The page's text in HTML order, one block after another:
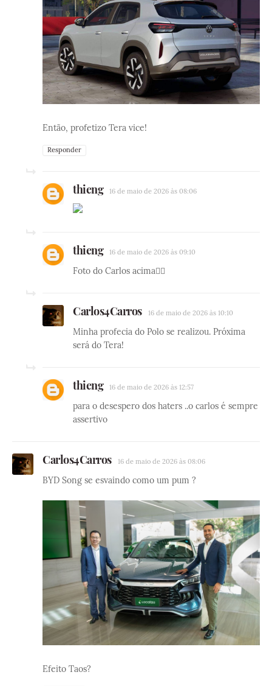
Então, profetizo Tera vice!
Responder
thieng 16 de maio de 2026 às 08:06
thieng 16 de maio de 2026 às 09:10
Foto do Carlos acima☝🏼
Carlos4Carros 16 de maio de 2026 às 10:10
Minha profecia do Polo se realizou. Próxima
será do Tera!
thieng 16 de maio de 2026 às 12:57
para o desespero dos haters ..o carlos é sempre
assertivo
Carlos4Carros 16 de maio de 2026 às 08:06
BYD Song se esvaindo como um pum ?
Efeito Taos?